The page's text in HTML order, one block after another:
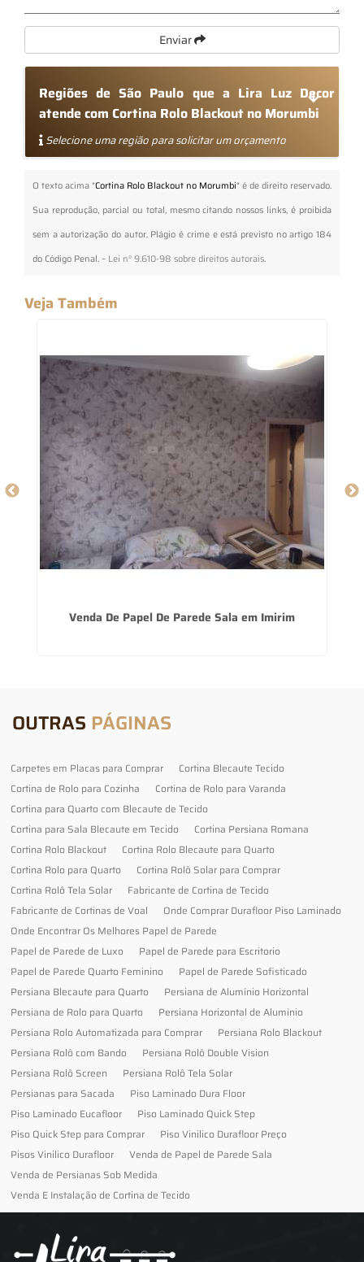
Enviar
Regiões de São Paulo que a Lira Luz Decor
atende com Cortina Rolo Blackout no Morumbi
Selecione uma região para solicitar um orçamento
O texto acima "Cortina Rolo Blackout no Morumbi" é de direito reservado.
Sua reprodução, parcial ou total, mesmo citando nossos links, é proibida
sem a autorização do autor. Plágio é crime e está previsto no artigo 184
do Código Penal. – Lei n° 9.610-98 sobre direitos autorais.
Veja Também
Venda De Papel De Parede Sala em Imirim
OUTRAS PÁGINAS
Carpetes em Placas para Comprar
Cortina Blecaute Tecido
Cortina de Rolo para Cozinha
Cortina de Rolo para Varanda
Cortina para Quarto com Blecaute de Tecido
Cortina para Sala Blecaute em Tecido
Cortina Persiana Romana
Cortina Rolo Blackout
Cortina Rolo Blecaute para Quarto
Cortina Rolo para Quarto
Cortina Rolô Solar para Comprar
Cortina Rolô Tela Solar
Fabricante de Cortina de Tecido
Fabricante de Cortinas de Voal
Onde Comprar Durafloor Piso Laminado
Onde Encontrar Os Melhores Papel de Parede
Papel de Parede de Luxo
Papel de Parede para Escritorio
Papel de Parede Quarto Feminino
Papel de Parede Sofisticado
Persiana Blecaute para Quarto
Persiana de Alumínio Horizontal
Persiana de Rolo para Quarto
Persiana Horizontal de Alumínio
Persiana Rolo Automatizada para Comprar
Persiana Rolo Blackout
Persiana Rolô com Bando
Persiana Rolô Double Vision
Persiana Rolô Screen
Persiana Rolô Tela Solar
Persianas para Sacada
Piso Laminado Dura Floor
Piso Laminado Eucafloor
Piso Laminado Quick Step
Piso Quick Step para Comprar
Piso Vinilico Durafloor Preço
Pisos Vinilico Durafloor
Venda de Papel de Parede Sala
Venda de Persianas Sob Medida
Venda E Instalação de Cortina de Tecido